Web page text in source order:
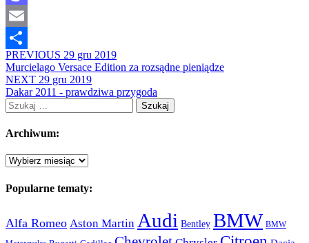
Mastodon
Email
Share
PREVIOUS 29 gru 2019
Murcielago Versace Edition za rozsądne pieniądze
NEXT 29 gru 2019
Dakar 2011 - prawdziwa przygoda
Szukaj:
Archiwum:
Archiwum:
Popularne tematy:
Alfa Romeo Aston Martin Audi Bentley BMW BMW